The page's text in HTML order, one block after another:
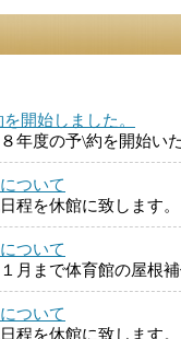
開始しました。
年度の予\約を開始い
ついて
程を休館に致します
ついて
月まで体育館の屋根
ついて
程を休館に致します